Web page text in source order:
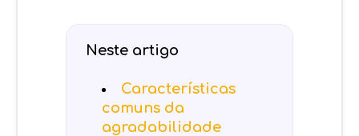
Neste artigo
Características
comuns da
agradabilidade